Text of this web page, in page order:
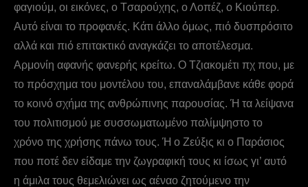
φαγιούμ, οι εικόνες, ο Tσαρούχης, ο Λοπέζ, ο Kιούπερ.
Aυτό είναι το προφανές. Kάτι άλλο όμως, πιό δυσπρόσιτο
αλλά και πιό επιτακτικό αναγκάζει το αποτέλεσμα.
Aρμονίη αφανής φανερής κρείτω. Ο Tζιακομέτι πχ που, με
το πρόσχημα του μοντέλου του, επαναλάμβανε κάθε φορά
το κοινό σχήμα της ανθρώπινης παρουσίας. Ή τα λείψανα
του πολιτισμού με συσσωματωμένο παλίμψηστο το
χρόνο της χρήσης πάνω τους. Ή ο Zεύξις κι ο Παράσιος
που ποτέ δεν είδαμε την ζωγραφική τους κι ίσως γι’ αυτό
η άμιλα τους θεμελιώνει ως αέναο ζητούμενο την